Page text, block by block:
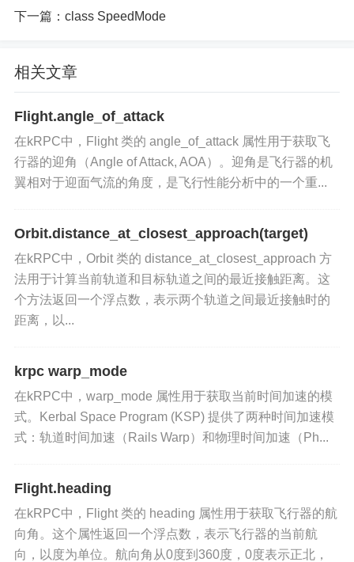
下一篇： class SpeedMode
相关文章
Flight.angle_of_attack
在kRPC中，Flight 类的 angle_of_attack 属性用于获取飞
行器的迎角（Angle of Attack, AOA）。迎角是飞行器的机
翼相对于迎面气流的角度，是飞行性能分析中的一个重...
Orbit.distance_at_closest_approach(target)
在kRPC中，Orbit 类的 distance_at_closest_approach 方
法用于计算当前轨道和目标轨道之间的最近接触距离。这
个方法返回一个浮点数，表示两个轨道之间最近接触时的
距离，以...
krpc warp_mode
在kRPC中，warp_mode 属性用于获取当前时间加速的模
式。Kerbal Space Program (KSP) 提供了两种时间加速模
式：轨道时间加速（Rails Warp）和物理时间加速（Ph...
Flight.heading
在kRPC中，Flight 类的 heading 属性用于获取飞行器的航
向角。这个属性返回一个浮点数，表示飞行器的当前航
向，以度为单位。航向角从0度到360度，0度表示正北，